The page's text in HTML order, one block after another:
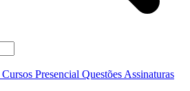
Cursos Presencial Questões Assinaturas